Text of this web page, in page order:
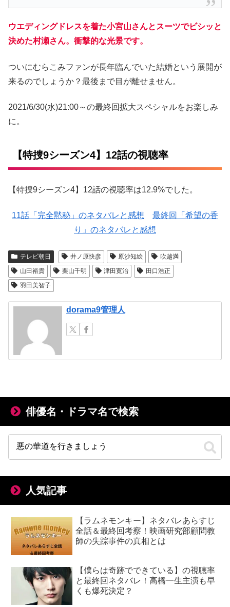
ウエディングドレスを着た小宮山さんとスーツでビシッと
決めた村瀬さん。衝撃的な光景です。
ついにむらこみファンが長年臨んでいた結婚という展開が
来るのでしょうか？最後まで目が離せません。
2021/6/30(水)21:00～の最終回拡大スペシャルをお楽しみ
に。
【特捜9シーズン4】12話の視聴率
【特捜9シーズン4】12話の視聴率は12.9%でした。
11話「完全黙秘」のネタバレと感想
最終回「希望の香
り」のネタバレと感想
テレビ朝日 井ノ原快彦 原沙知絵
吹越満
山田裕貴
栗山千明 津田寛治
田口浩正
羽田美智子
dorama9管理人
俳優名・ドラマ名で検索
人気記事
【ラムネモンキー】ネタバレあらすじ
全話＆最終回考察！映画研究部顧問教
師の失踪事件の真相とは
【僕らは奇跡でできている】の視聴率
と最終回ネタバレ！高橋一生主演も早
くも爆死決定？